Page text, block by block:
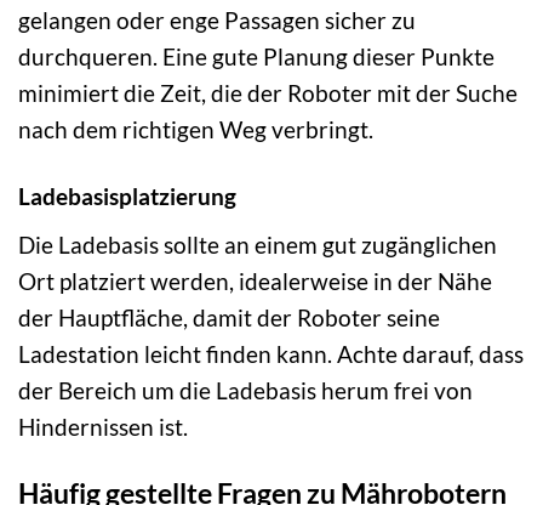
gelangen oder enge Passagen sicher zu
durchqueren. Eine gute Planung dieser Punkte
minimiert die Zeit, die der Roboter mit der Suche
nach dem richtigen Weg verbringt.
Ladebasisplatzierung
Die Ladebasis sollte an einem gut zugänglichen
Ort platziert werden, idealerweise in der Nähe
der Hauptfläche, damit der Roboter seine
Ladestation leicht finden kann. Achte darauf, dass
der Bereich um die Ladebasis herum frei von
Hindernissen ist.
Häufig gestellte Fragen zu Mährobotern